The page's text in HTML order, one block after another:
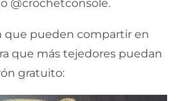
@crochetconsole.
que pueden compartir en
que más tejedores puedan
gratuito: